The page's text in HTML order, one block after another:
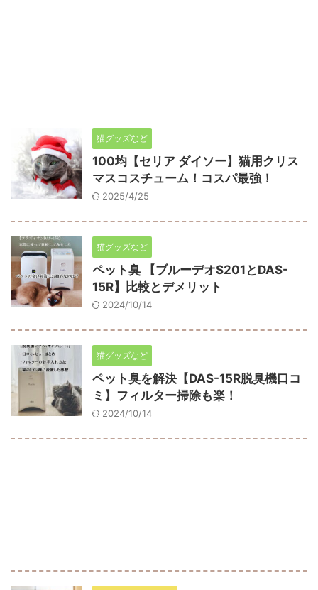
猫グッズなど
100均【セリア ダイソー】猫用クリス
マスコスチューム！コスパ最強！
2025/4/25
猫グッズなど
ペット臭 【ブルーデオS201とDAS-
15R】比較とデメリット
2024/10/14
猫グッズなど
ペット臭を解決【DAS-15R脱臭機口コ
ミ】フィルター掃除も楽！
2024/10/14